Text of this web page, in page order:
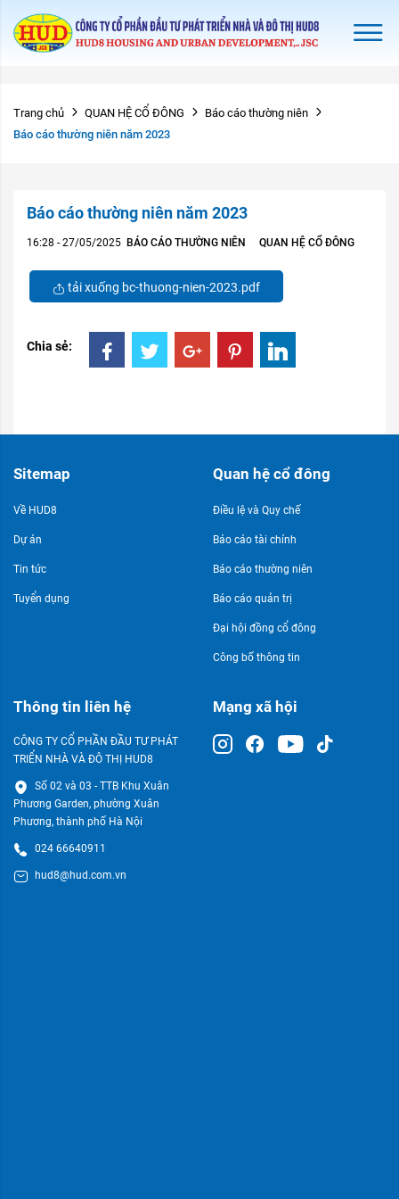
Trang chủ QUAN HỆ CỔ ĐÔNG
Báo cáo thường niên
Báo cáo thường niên năm 2023
Báo cáo thường niên năm 2023
16:28 - 27/05/2025 BÁO CÁO THƯỜNG NIÊN QUAN HỆ CỔ ĐÔNG
tải xuống bc-thuong-nien-2023.pdf
Chia sẻ:
Sitemap
Về HUD8
Dự án
Tin tức
Tuyển dụng
Quan hệ cổ đông
Điều lệ và Quy chế
Báo cáo tài chính
Báo cáo thường niên
Báo cáo quản trị
Đại hội đồng cổ đông
Công bố thông tin
Thông tin liên hệ
CÔNG TY CỔ PHẦN ĐẦU TƯ PHÁT
TRIỂN NHÀ VÀ ĐÔ THỊ HUD8
Số 02 và 03 - TTB Khu Xuân
Phương Garden, phường Xuân
Phương, thành phố Hà Nội
024 66640911
hud8@hud.com.vn
Mạng xã hội